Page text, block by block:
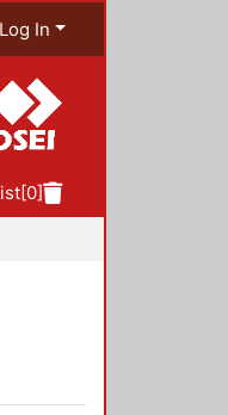
Log In
[0]